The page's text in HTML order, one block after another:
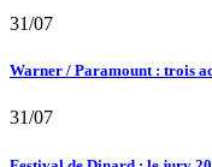
31/07
Warner / Paramount : trois
31/07